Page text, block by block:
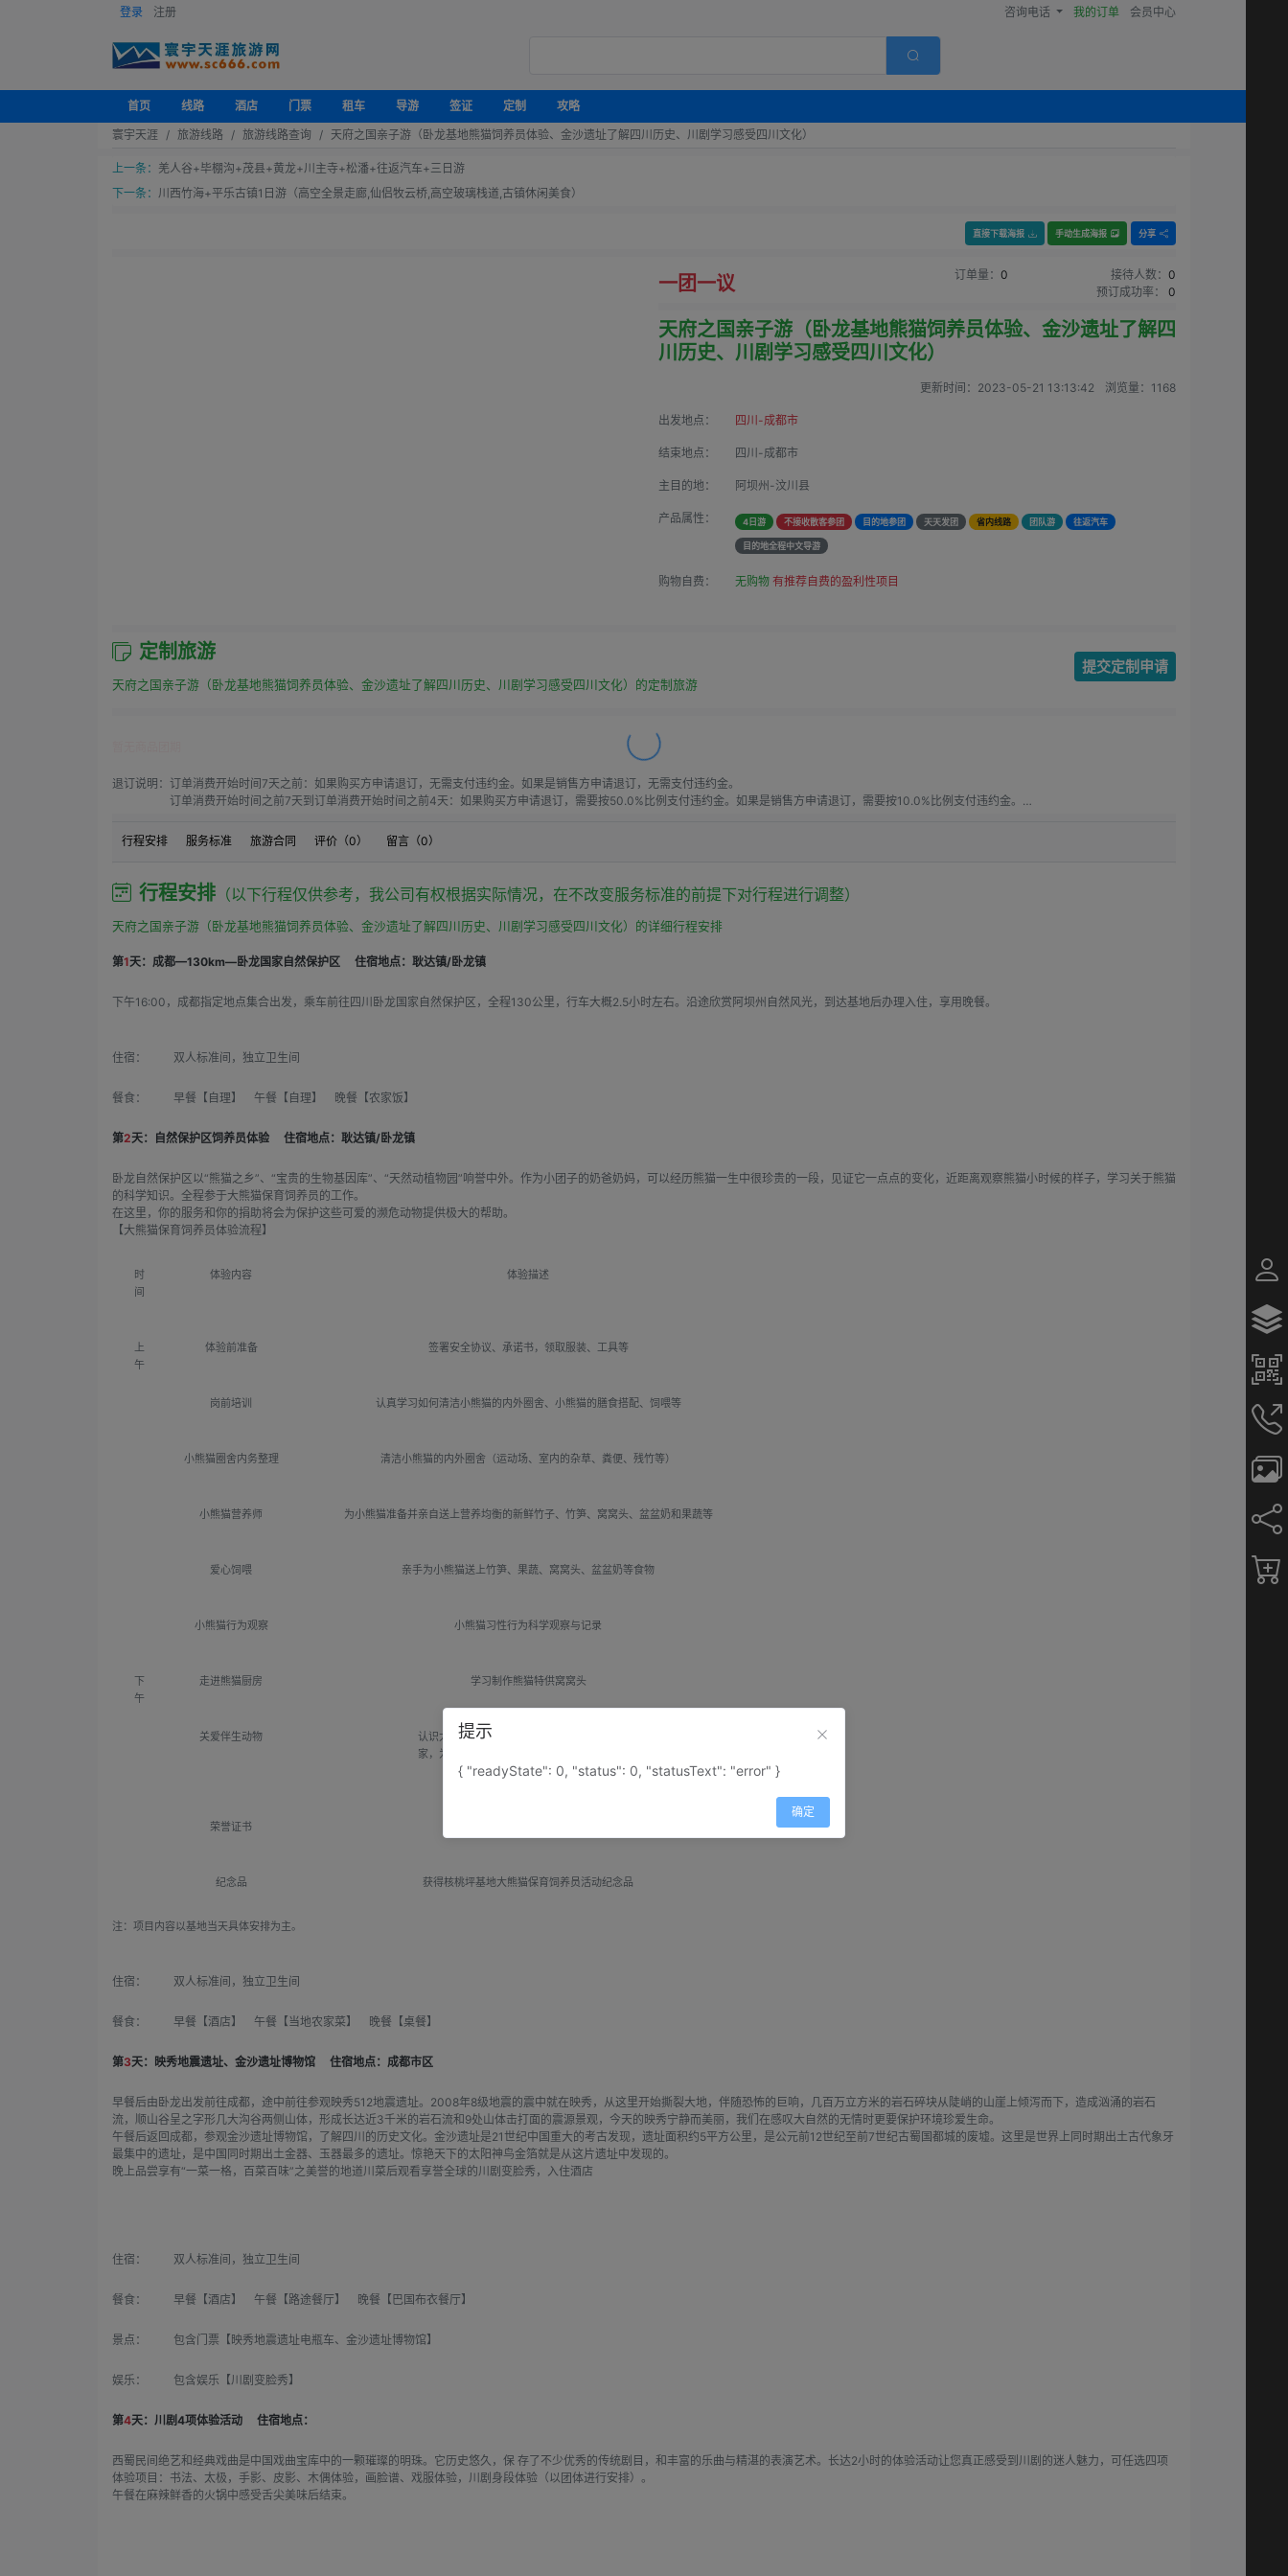
登录 注册 咨询电话 我的订单 会员中心
首页 线路 酒店 门票 租车 导游 签证 定制
攻略
寰宇天涯
旅游线路 旅游线路查询 天府之国亲子游（卧龙基地熊猫饲养员体验、金沙遗址了解四川历史、川剧学习感受四川文化）
上一条： 羌人谷+毕棚沟+茂县+黄龙+川主寺+松潘+往返汽车+三日游
下一条： 川西竹海+平乐古镇1日游（高空全景走廊,仙侣牧云桥,高空玻璃栈道,古镇休闲美食）
直接下载海报 手动生成海报 分享
一团一议 订单量： 0 接待人数： 0
预订成功率：
0
天府之国亲子游（卧龙基地熊猫饲养员体验、金沙遗址了解四
川历史、川剧学习感受四川文化）
更新时间： 2023-05-21 13:13:42 浏览量： 1168
出发地点： 四川-成都市
结束地点： 四川-成都市
主目的地： 阿坝州-汶川县
产品属性： 4日游 不接收散客参团 目的地参团 天天发团 省内线路 团队游 往返汽车
目的地全程中文导游
购物自费： 无购物 有推荐自费的盈利性项目
定制旅游
天府之国亲子游（卧龙基地熊猫饲养员体验、金沙遗址了解四川历史、川剧学习感受四川文化）的定制旅游
提交定制申请
退订说明： 订单消费开始时间7天之前：如果购买方申请退订，无需支付违约金。如果是销售方申请退订，无需支付违约金。
订单消费开始时间之前7天到订单消费开始时间之前4天：如果购买方申请退订，需要按50.0%比例支付违约金。如果是销售方申请退订，需要按10.0%比例支付违约金。
订单消费开始时间之前1天到订单消费开始时间：如果购买方申请退订，需要按80.0%比例支付违约金。如果是销售方申请退订，需要按20.0%比例支付违约金。
行程安排 服务标准 旅游合同 评价（0） 留言（0）
行程安排 （以下行程仅供参考，我公司有权根据实际情况，在不改变服务标准的前提下对行程进行调整）
天府之国亲子游（卧龙基地熊猫饲养员体验、金沙遗址了解四川历史、川剧学习感受四川文化）的详细行程安排
第1天：成都—130km—卧龙国家自然保护区 住宿地点：耿达镇/卧龙镇
下午16:00，成都指定地点集合出发，乘车前往四川卧龙国家自然保护区，全程130公里，行车大概2.5小时左右。沿途欣赏阿坝州自然风光，到达基地后办理入住，享用晚餐。
住宿： 双人标准间，独立卫生间
餐食： 早餐【自理】 午餐【自理】 晚餐【农家饭】
第2天：自然保护区饲养员体验 住宿地点：耿达镇/卧龙镇
卧龙自然保护区以“熊猫之乡”、“宝贵的生物基因库”、“天然动植物园”响誉中外。作为小团子的奶爸奶妈，可以经历熊猫一生中很珍贵的一段，见证它一点点的变化，近距离观察熊猫小时候的样子，学习关于熊猫
的科学知识。全程参于大熊猫保育饲养员的工作。
在这里，你的服务和你的捐助将会为保护这些可爱的濒危动物提供极大的帮助。
【大熊猫保育饲养员体验流程】
时
间
体验内容 体验描述
上
午
体验前准备 签署安全协议、承诺书，领取服装、工具等
岗前培训 认真学习如何清洁小熊猫的内外圈舍、小熊猫的膳食搭配、饲喂等
小熊猫圈舍内务整理 清洁小熊猫的内外圈舍（运动场、室内的杂草、粪便、残竹等）
小熊猫营养师 为小熊猫准备并亲自送上营养均衡的新鲜竹子、竹笋、窝窝头、盆盆奶和果蔬等
爱心饲喂 亲手为小熊猫送上竹笋、果蔬、窝窝头、盆盆奶等食物
小熊猫行为观察 小熊猫习性行为科学观察与记录
下
午
走进熊猫厨房 学习制作熊猫特供窝窝头
关爱伴生动物
认识大熊猫的伴生动物红熊猫，并清扫红熊猫的
家，为红熊猫准备窝窝头、果蔬均衡搭配的营养
餐，爱心饲喂。
荣誉证书
纪念品 获得核桃坪基地大熊猫保育饲养员活动纪念品
注：项目内容以基地当天具体安排为主。
住宿： 双人标准间，独立卫生间
餐食： 早餐【酒店】 午餐【当地农家菜】 晚餐【桌餐】
第3天：映秀地震遗址、金沙遗址博物馆 住宿地点：成都市区
早餐后由卧龙出发前往成都，途中前往参观映秀512地震遗址。2008年8级地震的震中就在映秀，从这里开始撕裂大地，伴随恐怖的巨响，几百万立方米的岩石碎块从陡峭的山崖上倾泻而下，造成汹涌的岩石
流，顺山谷呈之字形几大沟谷两侧山体，形成长达近3千米的岩石流和9处山体击打面的震源景观，今天的映秀宁静而美丽，我们在感叹大自然的无情时更要保护环境珍爱生命。
午餐后返回成都，参观金沙遗址博物馆，了解四川的历史文化。金沙遗址是21世纪中国重大的考古发现，遗址面积约5平方公里，是公元前12世纪至前7世纪古蜀国都城的废墟。这里是世界上同时期出土古代象牙
最集中的遗址，是中国同时期出土金器、玉器最多的遗址。惊艳天下的太阳神鸟金箔就是从这片遗址中发现的。
晚上品尝享有“一菜一格，百菜百味”之美誉的地道川菜后观看享誉全球的川剧变脸秀，入住酒店
住宿： 双人标准间，独立卫生间
餐食： 早餐【酒店】 午餐【路途餐厅】 晚餐【巴国布衣餐厅】
景点： 包含门票【映秀地震遗址电瓶车、金沙遗址博物馆】
娱乐： 包含娱乐【川剧变脸秀】
第4天：川剧4项体验活动 住宿地点：
西蜀民间绝艺和经典戏曲是中国戏曲宝库中的一颗璀璨的明珠。它历史悠久，保 存了不少优秀的传统剧目，和丰富的乐曲与精湛的表演艺术。长达2小时的体验活动让您真正感受到川剧的迷人魅力，可任选四项
体验项目：书法、太极，手影、皮影、木偶体验，画脸谱、戏服体验，川剧身段体验（以团体进行安排）。
午餐在麻辣鲜香的火锅中感受舌尖美味后结束。
提示
{ "readyState": 0, "status": 0, "statusText": "error" }
确定